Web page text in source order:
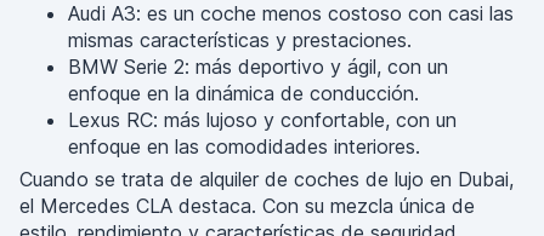
Audi A3: es un coche menos costoso con casi las
mismas características y prestaciones.
BMW Serie 2: más deportivo y ágil, con un
enfoque en la dinámica de conducción.
Lexus RC: más lujoso y confortable, con un
enfoque en las comodidades interiores.
Cuando se trata de alquiler de coches de lujo en Dubai,
el Mercedes CLA destaca. Con su mezcla única de